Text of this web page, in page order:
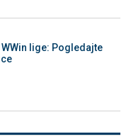
lige: Pogledajte